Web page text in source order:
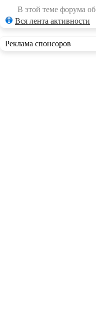
В этой теме форума
Вся лента активности
Реклама спонсоров